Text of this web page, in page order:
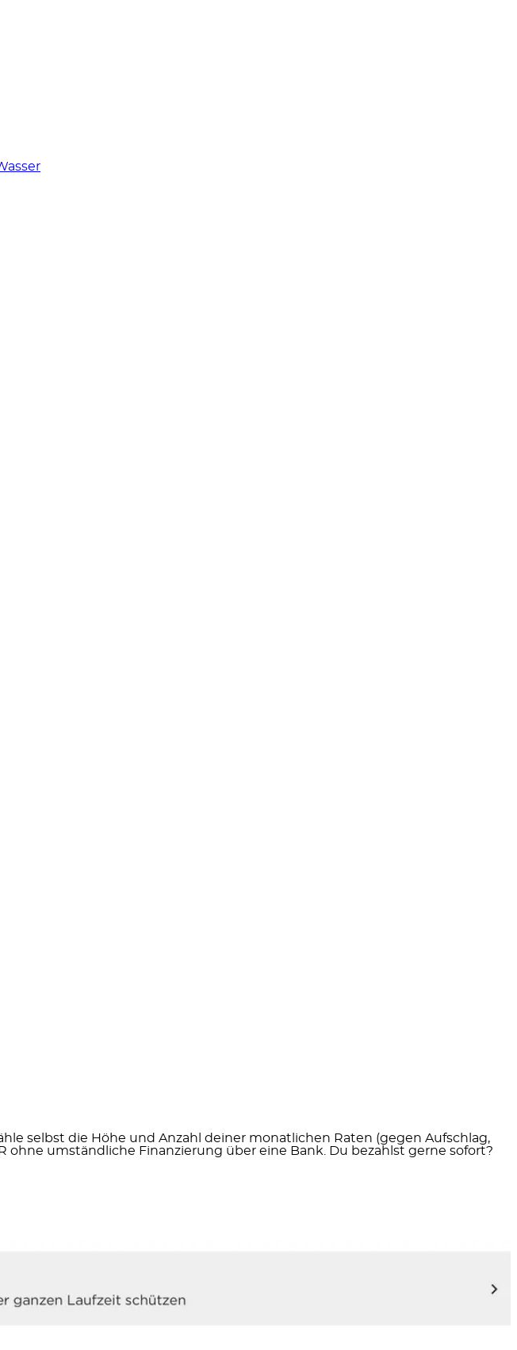
selbst die Höhe und Anzahl deiner monatlichen Raten (gegen Aufschlag,
ohne umständliche Finanzierung über eine Bank. Du bezahlst gerne sofort?